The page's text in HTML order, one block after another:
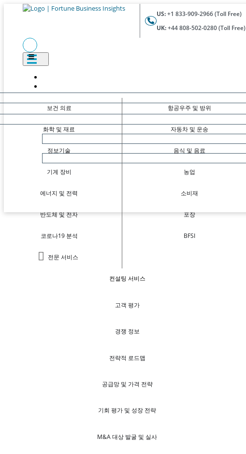
US:+1 833-909-2966 (Toll Free)
UK:+44 808-502-0280 (Toll Free)
보건 의료
화학 및 재료
정보기술
기계 장비
에너지 및 전력
반도체 및 전자
코로나19 분석
전문 서비스
항공우주 및 방위
자동차 및 운송
음식 및 음료
농업
소비재
포장
BFSI
컨설팅 서비스
고객 평가
경쟁 정보
전략적 로드맵
공급망 및 가격 전략
기회 평가 및 성장 전략
M&A 대상 발굴 및 실사